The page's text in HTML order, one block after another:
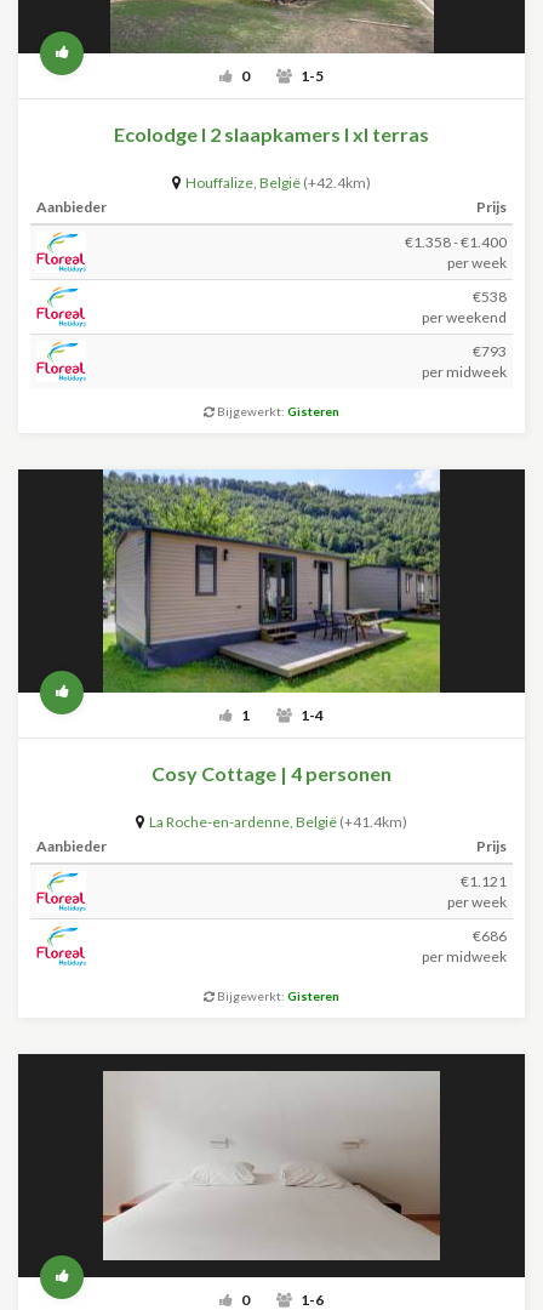
0 1-5
Ecolodge l 2 slaapkamers I xl terras
Houffalize, België (+42.4km)
Aanbieder
Prijs
€1.358 - €1.400
per week
€538
per weekend
€793
per midweek
Bijgewerkt: Gisteren
1 1-4
Cosy Cottage | 4 personen
La Roche-en-ardenne, België (+41.4km)
Aanbieder
Prijs
€1.121
per week
€686
per midweek
Bijgewerkt: Gisteren
0 1-6